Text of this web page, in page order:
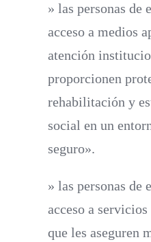
» las personas de
acceso a medios
atención
proporcionen
rehabilitación y
social en un
seguro».
» las personas de
acceso a
que les aseguren